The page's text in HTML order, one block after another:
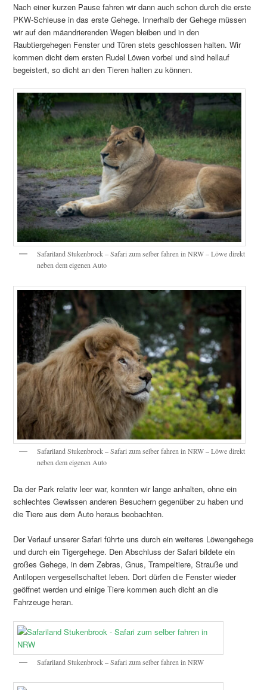
Nach einer kurzen Pause fahren wir dann auch schon durch die erste
PKW-Schleuse in das erste Gehege. Innerhalb der Gehege müssen
wir auf den mäandrierenden Wegen bleiben und in den
Raubtiergehegen Fenster und Türen stets geschlossen halten. Wir
kommen dicht dem ersten Rudel Löwen vorbei und sind hellauf
begeistert, so dicht an den Tieren halten zu können.
Safariland Stukenbrock – Safari zum selber fahren in NRW – Löwe direkt
neben dem eigenen Auto
Safariland Stukenbrock – Safari zum selber fahren in NRW – Löwe direkt
neben dem eigenen Auto
Da der Park relativ leer war, konnten wir lange anhalten, ohne ein
schlechtes Gewissen anderen Besuchern gegenüber zu haben und
die Tiere aus dem Auto heraus beobachten.
Der Verlauf unserer Safari führte uns durch ein weiteres Löwengehege
und durch ein Tigergehege. Den Abschluss der Safari bildete ein
großes Gehege, in dem Zebras, Gnus, Trampeltiere, Strauße und
Antilopen vergesellschaftet leben. Dort dürfen die Fenster wieder
geöffnet werden und einige Tiere kommen auch dicht an die
Fahrzeuge heran.
Safariland Stukenbrock – Safari zum selber fahren in NRW